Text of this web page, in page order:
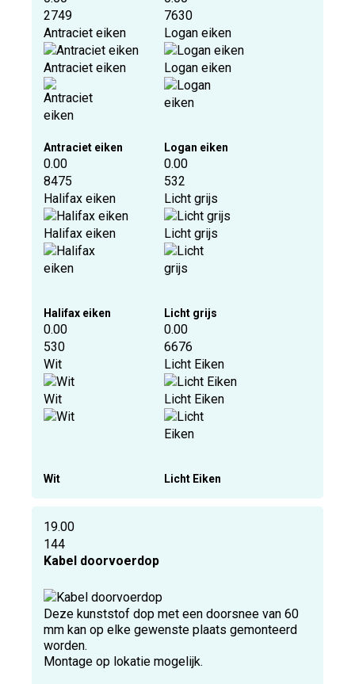
2749
Antraciet eiken
Antraciet eiken
Antraciet eiken
7630
Logan eiken
Logan eiken
Logan eiken
0.00
8475
Halifax eiken
Halifax eiken
Halifax eiken
0.00
532
Licht grijs
Licht grijs
Licht grijs
0.00
530
Wit
Wit
Wit
0.00
6676
Licht Eiken
Licht Eiken
Licht Eiken
19.00
144
Kabel doorvoerdop
Deze kunststof dop met een doorsnee van 60
mm kan op elke gewenste plaats gemonteerd
worden.
Montage op lokatie mogelijk.